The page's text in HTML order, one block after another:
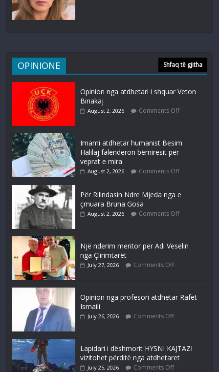
OPINIONE Shfaq të gjitha
Opinion nga atdhetari i shquar Veton
Binakaj
August 2, 2026 Comments Off
Imami atdhetar humanist Besim
Halilaj falenderon bëmiresit për
veprat e mira
August 2, 2026 Comments Off
Për Rilindasin Ndre Mjeda nga e
çmuara Bruna Gosa
August 2, 2026 Comments Off
Një nderim meritor për Adi Veselin
nga Çlirimtarët
July 27, 2026 Comments Off
Opinion nga profesori atdhetar Rafet
Ismaili
July 26, 2026 Comments Off
Lapidari i dëshmorit HYSNI KAJTAZI
vizitohet përditë nga atdhetaret
July 25, 2026 Comments Off